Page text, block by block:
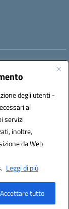
degli utenti -
al
servizi
inoltre,
da Web
Leggi di più
Accettare tutto
S.r.l.
Italia